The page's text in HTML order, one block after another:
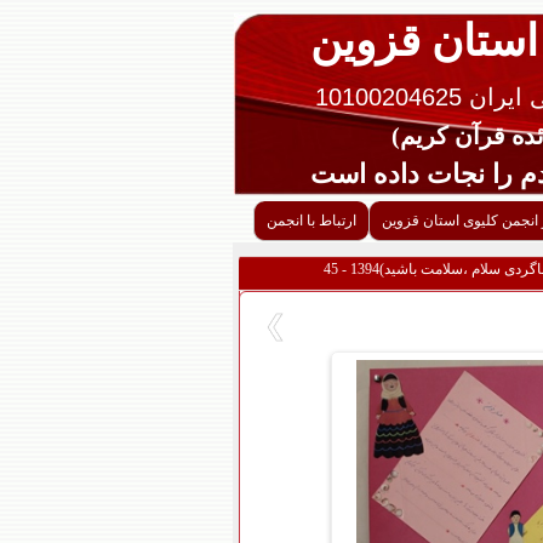
قزوین
نجات داده است
انجمن کلیوی استان قزوین ارتباط با انجمن